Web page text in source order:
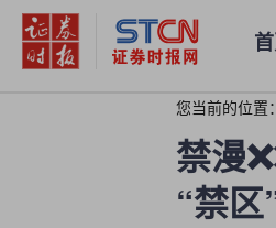
您当前的位置：
禁漫
“禁区